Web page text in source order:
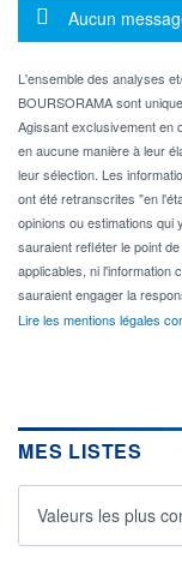
Message
Aucun
L'ensemble des analyses
BOURSORAMA sont
Agissant exclusivement en
en aucune manière à leur
leur sélection. Les
ont été retranscrites "en
opinions ou estimations
sauraient refléter le point
applicables, ni l'information
sauraient engager la
Lire les mentions légales
MES LISTES
Valeurs les plus